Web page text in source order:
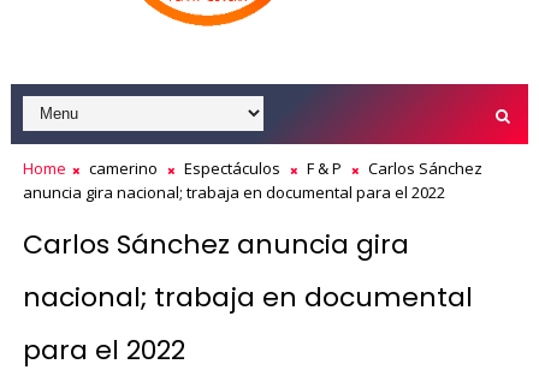
Home camerino Espectáculos F & P
Carlos Sánchez
anuncia gira nacional; trabaja en documental para el 2022
Carlos Sánchez anuncia gira
nacional; trabaja en documental
para el 2022